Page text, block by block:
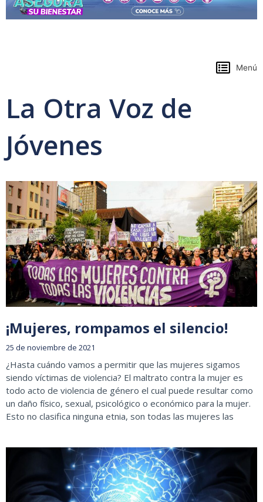
Menú
La Otra Voz de
Jóvenes
¡Mujeres, rompamos el silencio!
25 de noviembre de 2021
¿Hasta cuándo vamos a permitir que las mujeres sigamos
siendo víctimas de violencia? El maltrato contra la mujer es
todo acto de violencia de género el cual puede resultar como
un daño físico, sexual, psicológico o económico para la mujer.
Esto no clasifica ninguna etnia, son todas las mujeres las
Page